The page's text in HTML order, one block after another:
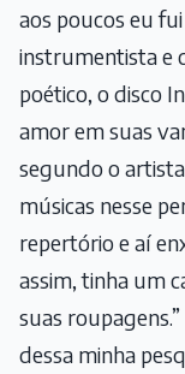
aos poucos eu
instrumentista e
poético, o disco
amor em suas
segundo o
músicas nesse
repertório e aí
assim, tinha um
suas
dessa minha